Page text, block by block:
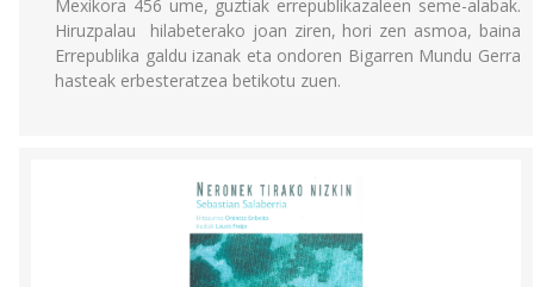
Mexikora 456 ume, guztiak errepublikazaleen seme-alabak.
Hiruzpalau hilabeterako joan ziren, hori zen asmoa, baina
Errepublika galdu izanak eta ondoren Bigarren Mundu Gerra
hasteak erbesteratzea betikotu zuen.